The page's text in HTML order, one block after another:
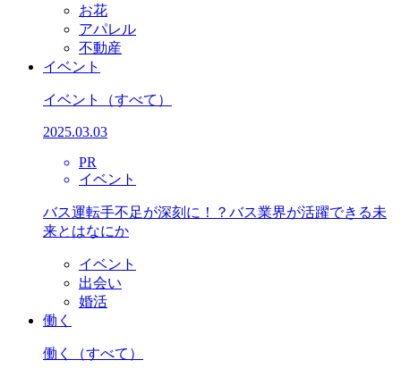
お花
アパレル
不動産
イベント
イベント （すべて）
2025.03.03
PR
イベント
バス運転手不足が深刻に！？バス業界が活躍できる未
来とはなにか
イベント
出会い
婚活
働く
働く （すべて）